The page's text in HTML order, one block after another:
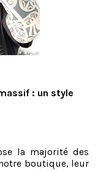
: un style
la majorité des
boutique, leur